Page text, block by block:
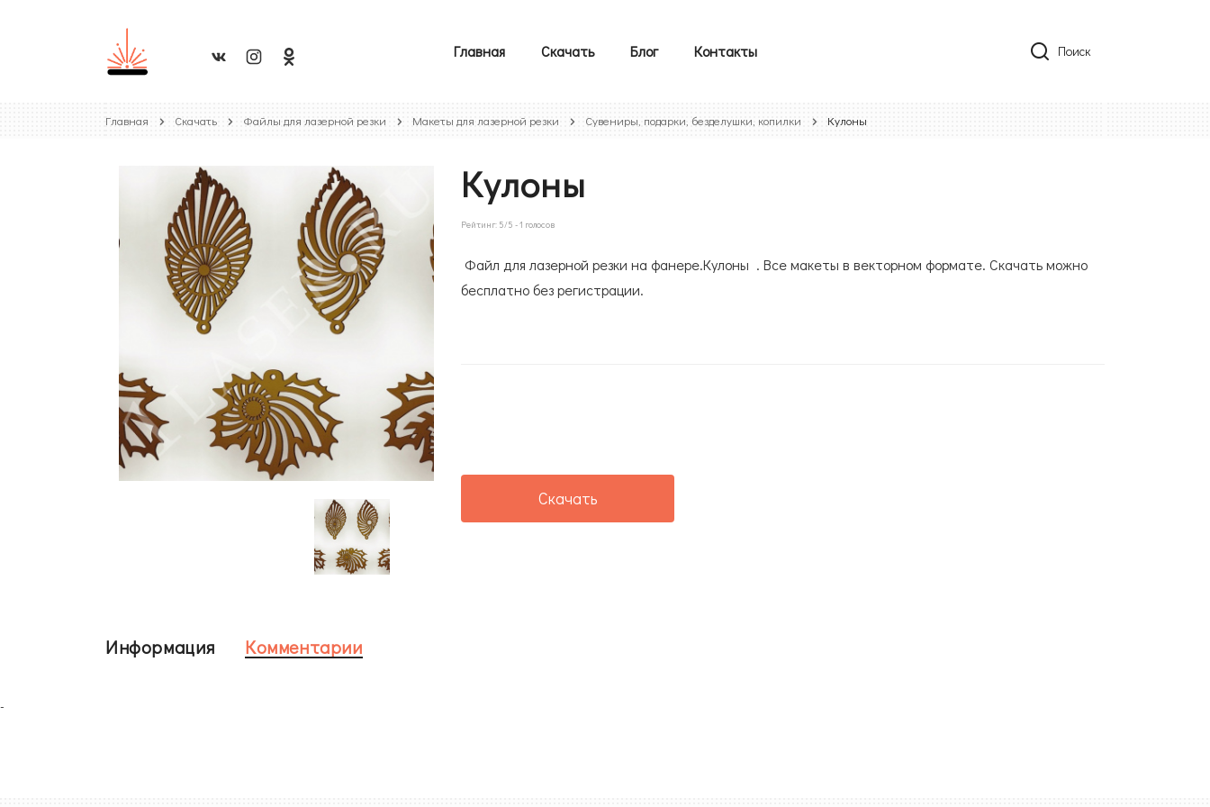
Главная Скачать Блог Контакты Поиск
Главная Скачать Файлы для лазерной резки Макеты для лазерной резки Сувениры, подарки, безделушки, копилки Кулоны
Кулоны
Рейтинг: 5/5 -1 голосов
Файл для лазерной резки на фанере.Кулоны . Все макеты в векторном формате. Скачать можно
бесплатно без регистрации.
Скачать
Информация Комментарии
-